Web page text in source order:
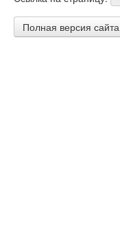
Полная версия сайта